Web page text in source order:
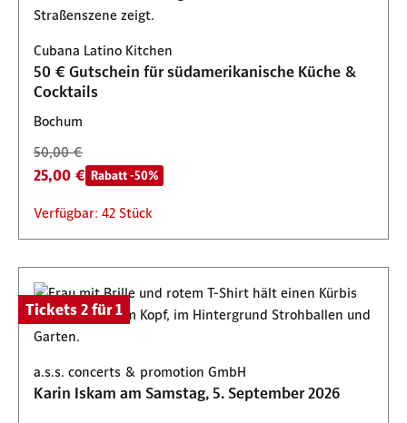
Cubana Latino Kitchen
50 € Gutschein für südamerikanische Küche &
Cocktails
Bochum
50,00 €
25,00 € Rabatt -50%
Verfügbar: 42 Stück
Tickets 2 für 1
a.s.s. concerts & promotion GmbH
Karin Iskam am Samstag, 5. September 2026